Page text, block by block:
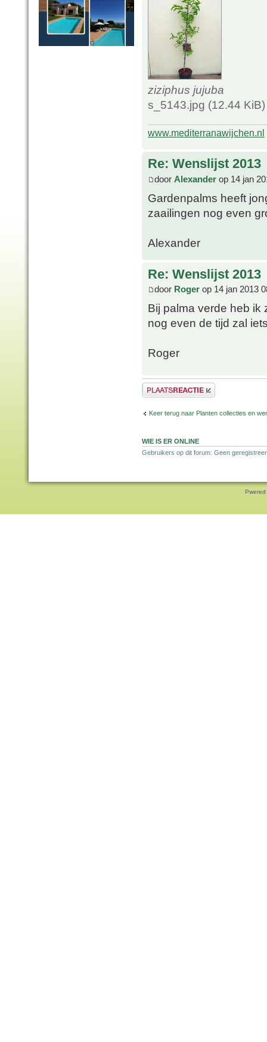
ziziphus jujuba
s_5143.jpg (12.44
www.mediterranawijchen.nl
Re: Wenslijst 2013
door Alexander op 14 jan
Gardenpalms heeft
zaailingen nog even
Alexander
Re: Wenslijst 2013
door Roger op 14 jan 2013
Bij palma verde heb ik
nog even de tijd zal
Roger
Plaats een reactie
Keer terug naar Planten collecties en
WIE IS ER ONLINE
Gebruikers op dit forum: Geen